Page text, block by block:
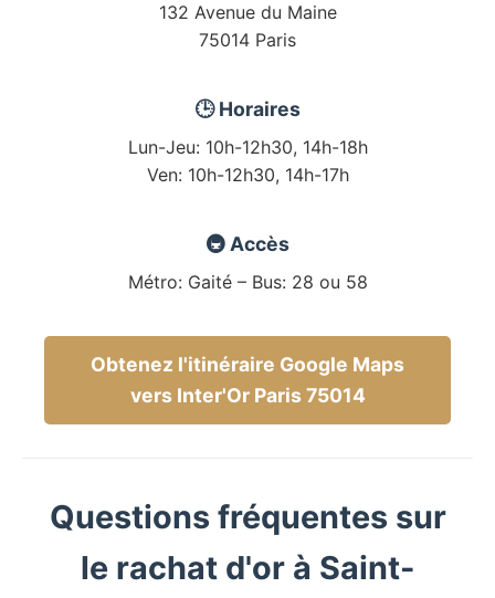
132 Avenue du Maine
75014 Paris
🕒 Horaires
Lun-Jeu: 10h-12h30, 14h-18h
Ven: 10h-12h30, 14h-17h
🚇 Accès
Métro: Gaité – Bus: 28 ou 58
Obtenez l'itinéraire Google Maps
vers Inter'Or Paris 75014
Questions fréquentes sur
le rachat d'or à Saint-